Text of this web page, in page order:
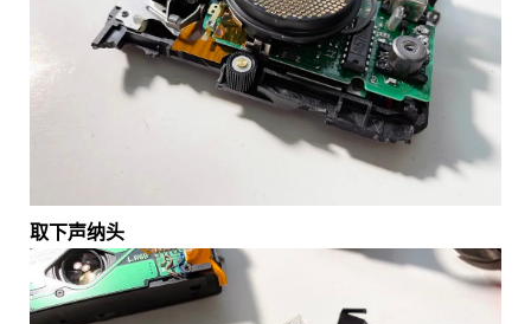
取下声纳头